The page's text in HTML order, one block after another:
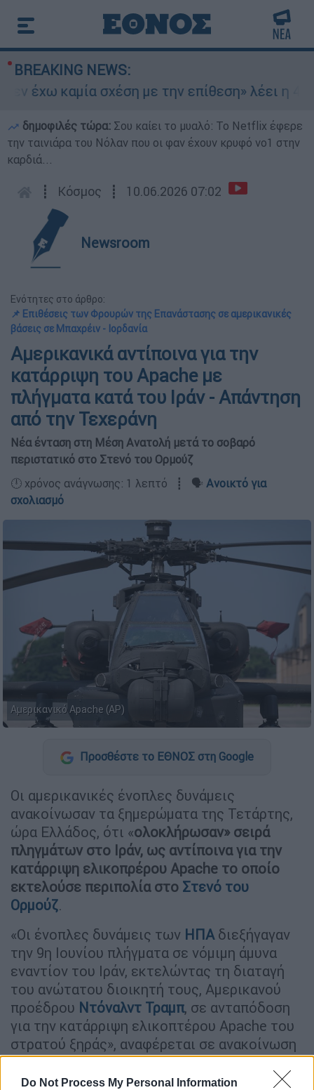
Do Not Process My Personal Information
BREAKING NEWS:
καμία σχέση με την επίθεση» λέει η
δημοφιλές τώρα: Σου καίει το μυαλό: Το Netflix έφερε
την ταινιάρα του Νόλαν που οι φαν έχουν κρυφό νο1 στην
καρδιά...
┋ Κόσμος ┋ 10.06.2026 07:02
Newsroom
Ενότητες στο άρθρο:
📌 Επιθέσεις των Φρουρών της Επανάστασης σε αμερικανικές
βάσεις σε Μπαχρέιν - Ιορδανία
Αμερικανικά αντίποινα για την
κατάρριψη του Apache με
πλήγματα κατά του Ιράν - Απάντηση
από την Τεχεράνη
Νέα ένταση στη Μέση Ανατολή μετά το σοβαρό
περιστατικό στο Στενό του Ορμούζ
🕛 χρόνος ανάγνωσης: 1 λεπτό ┋ 🗣️ Ανοικτό για
σχολιασμό
Αμερικανικό Apache (AP)
Προσθέστε το ΕΘΝΟΣ στη Google
Οι αμερικανικές ένοπλες δυνάμεις
ανακοίνωσαν τα ξημερώματα της Τετάρτης,
ώρα Ελλάδος, ότι «ολοκλήρωσαν» σειρά
πληγμάτων στο Ιράν, ως αντίποινα για την
κατάρριψη ελικοπρέρου Apache το οποίο
εκτελούσε περιπολία στο Στενό του
Ορμούζ.
«Οι ένοπλες δυνάμεις των ΗΠΑ διεξήγαγαν
την 9η Ιουνίου πλήγματα σε νόμιμη άμυνα
εναντίον του Ιράν, εκτελώντας τη διαταγή
του ανώτατου διοικητή τους, Αμερικανού
προέδρου Ντόναλντ Τραμπ, σε ανταπόδοση
για την κατάρριψη ελικοπτέρου Apache του
στρατού ξηράς», αναφέρεται σε ανακοίνωση
που δημοσιοποίησε μέσω X το μεικτό
διοικητήριο που είναι αρμόδιο για τη Μέση